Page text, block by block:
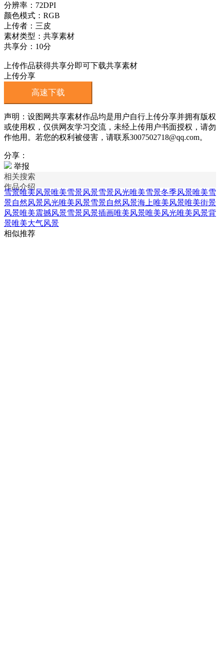
分辨率：72DPI
颜色模式：RGB
上传者：三皮
素材类型：共享素材
共享分：10分
上传作品获得共享分即可下载共享素材
上传分享
高速下载
声明：设图网共享素材作品均是用户自行上传分享并拥有版权
或使用权，仅供网友学习交流，未经上传用户书面授权，请勿
作他用。若您的权利被侵害，请联系3007502718@qq.com。
分享：
举报
相关搜索
作品介绍
雪景唯美风景唯美雪景风景雪景风光唯美雪景冬季风景唯美雪
景自然风景风光唯美风景雪景自然风景海上唯美风景唯美街景
风景唯美震撼风景雪景风景插画唯美风景唯美风光唯美风景背
景唯美大气风景
相似推荐